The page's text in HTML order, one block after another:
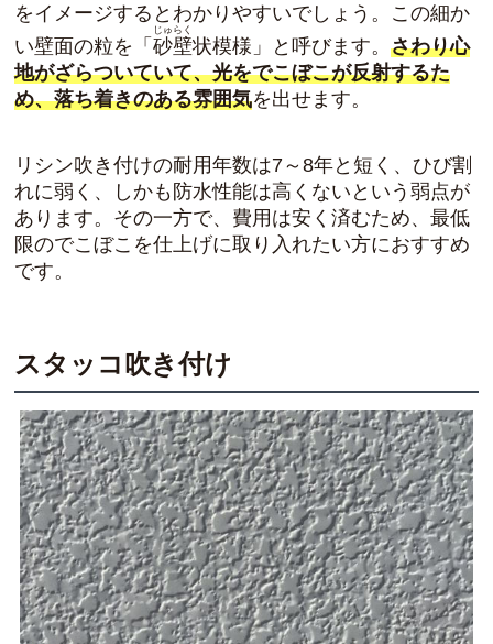
をイメージするとわかりやすいでしょう。この細か
い壁面の粒を「砂壁
じゅらく
状模様」と呼びます。さわり心
地がざらついていて、光をでこぼこが反射するた
め、落ち着きのある雰囲気を出せます。
リシン吹き付けの耐用年数は7～8年と短く、ひび割
れに弱く、しかも防水性能は高くないという弱点が
あります。その一方で、費用は安く済むため、最低
限のでこぼこを仕上げに取り入れたい方におすすめ
です。
スタッコ吹き付け